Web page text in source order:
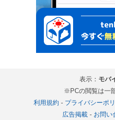
表示： モバ
※PCの閲覧は一
利用規約 - プライバシーポ
広告掲載- お問い